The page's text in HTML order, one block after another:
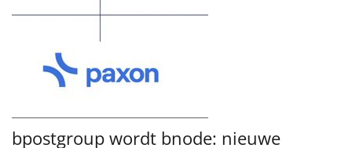
bpostgroup wordt bnode: nieuwe